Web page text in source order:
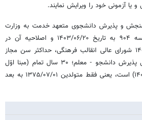
یا آزمونی خود را ویرایش نمایند.
نظام نامه سنجش و پذیرش دانشجوی متعهد خدمت به وزارت
آموزش و پرورش مصوب جلسه ۹۰۴ به تاریخ ۱۴۰۳/۰۶/۲۰ و اصلاحیه آن در
جلسه ۹۲۱ به تاریخ ۱۴۰۴/۰۷/۰۸ شورای عالی انقالب فرهنگی، حداکثر سن مجاز
برای ثبتنام در آزمون اختصاصی پذیرش دانشجو - معلم؛ ۳۰ سال تمام (مبنا اوّل
مهر ماه سال تحصیلی ۱۴۰۶-۱۴۰۵) است، یعنی فقط متولدین ۱۳۷۵/۰۷/۰۱ به بعد